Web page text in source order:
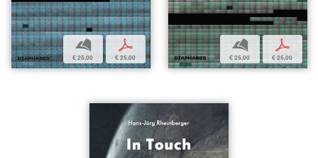
b
€ 25,00
p
€ 25,00
b
€ 25,00
p
€ 25,00